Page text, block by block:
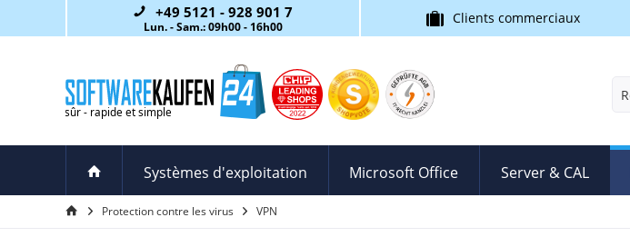
+49 5121 - 928 901 7
Lun. - Sam.: 09h00 - 16h00
Clients commerciaux
Systèmes d'exploitation Microsoft Office Server & CAL
Protection contre les virus VPN